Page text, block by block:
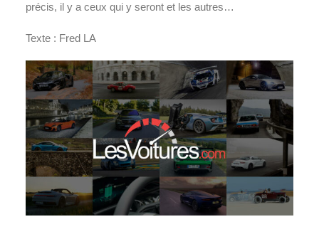
précis, il y a ceux qui y seront et les autres…
Texte : Fred LA